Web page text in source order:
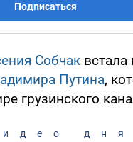
Подписаться
Собчак встала
Путина,
грузинского
дня